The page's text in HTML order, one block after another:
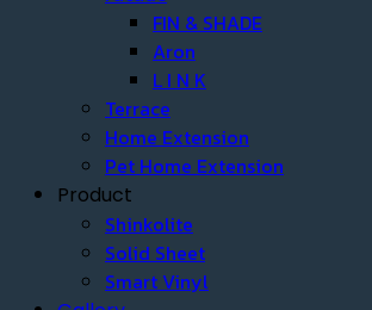
FIN & SHADE
Aron
L I N K
Terrace
Home Extension
Pet Home Extension
Product
Shinkolite
Solid Sheet
Smart Vinyl